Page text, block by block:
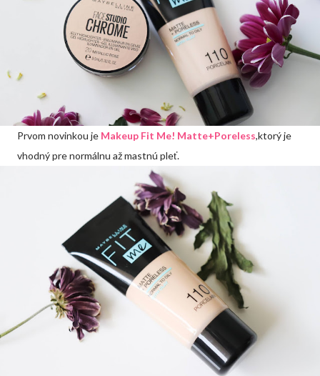
Prvom novinkou je Makeup Fit Me! Matte+Poreless,ktorý je
vhodný pre normálnu až mastnú pleť.